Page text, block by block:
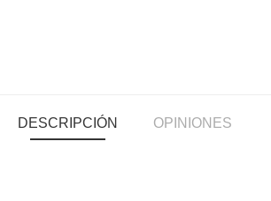
DESCRIPCIÓN OPINIONES